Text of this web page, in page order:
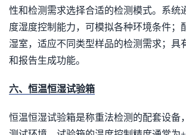
性和检测需求选择合适的检测模式。系统
度湿度控制能力，可模拟各种环境条件；
湿室，适应不同类型样品的检测需求；具
和报告生成功能。
六、恒温恒湿试验箱
恒温恒湿试验箱是称重法检测的配套设备